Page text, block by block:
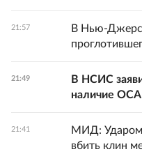
21:57
В Нью-
21:49
В НСИС
наличие
21:41
МИД: Ударом
вбить клин